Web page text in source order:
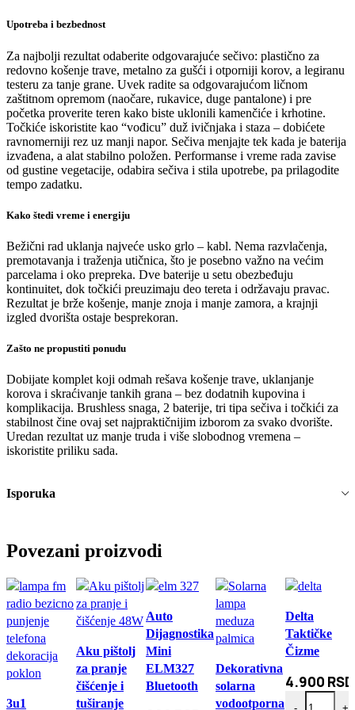
Upotreba i bezbednost
Za najbolji rezultat odaberite odgovarajuće sečivo: plastično za
redovno košenje trave, metalno za gušći i otporniji korov, a legiranu
testeru za tanje grane. Uvek radite sa odgovarajućom ličnom
zaštitnom opremom (naočare, rukavice, duge pantalone) i pre
početka proverite teren kako biste uklonili kamenčiće i krhotine.
Točkiće iskoristite kao “vođicu” duž ivičnjaka i staza – dobićete
ravnomerniji rez uz manji napor. Sečiva menjajte tek kada je baterija
izvađena, a alat stabilno položen. Performanse i vreme rada zavise
od gustine vegetacije, odabira sečiva i stila upotrebe, pa prilagodite
tempo zadatku.
Kako štedi vreme i energiju
Bežični rad uklanja najveće usko grlo – kabl. Nema razvlačenja,
premotavanja i traženja utičnica, što je posebno važno na većim
parcelama i oko prepreka. Dve baterije u setu obezbeđuju
kontinuitet, dok točkići preuzimaju deo tereta i održavaju pravac.
Rezultat je brže košenje, manje znoja i manje zamora, a krajnji
izgled dvorišta ostaje besprekoran.
Zašto ne propustiti ponudu
Dobijate komplet koji odmah rešava košenje trave, uklanjanje
korova i skraćivanje tankih grana – bez dodatnih kupovina i
komplikacija. Brushless snaga, 2 baterije, tri tipa sečiva i točkići za
stabilnost čine ovaj set najpraktičnijim izborom za svako dvorište.
Uredan rezultat uz manje truda i više slobodnog vremena –
iskoristite priliku sada.
Isporuka
Povezani proizvodi
3u1
Aku pištolj
za pranje
čišćenje i
tuširanje
Auto
Dijagnostika
Mini
ELM327
Bluetooth
Dekorativna
solarna
vodootporna
Delta
Taktičke
Čizme
4.900 RSD